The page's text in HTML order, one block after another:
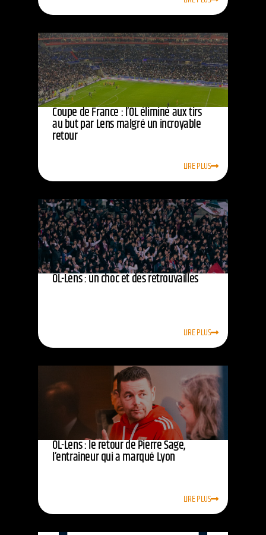
Coupe de France : l’OL éliminé aux tirs
au but par Lens malgré un incroyable
retour
LIRE PLUS
OL-Lens : un choc et des retrouvailles
LIRE PLUS
OL-Lens : le retour de Pierre Sage,
l’entraîneur qui a marqué Lyon
LIRE PLUS